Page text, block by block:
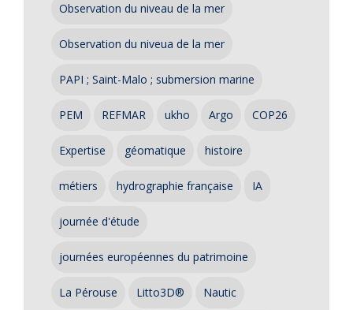
Observation du niveau de la mer
Observation du niveua de la mer
PAPI ; Saint-Malo ; submersion marine
PEM REFMAR ukho Argo COP26
Expertise géomatique histoire
métiers hydrographie française IA
journée d'étude
journées européennes du patrimoine
La Pérouse Litto3D® Nautic